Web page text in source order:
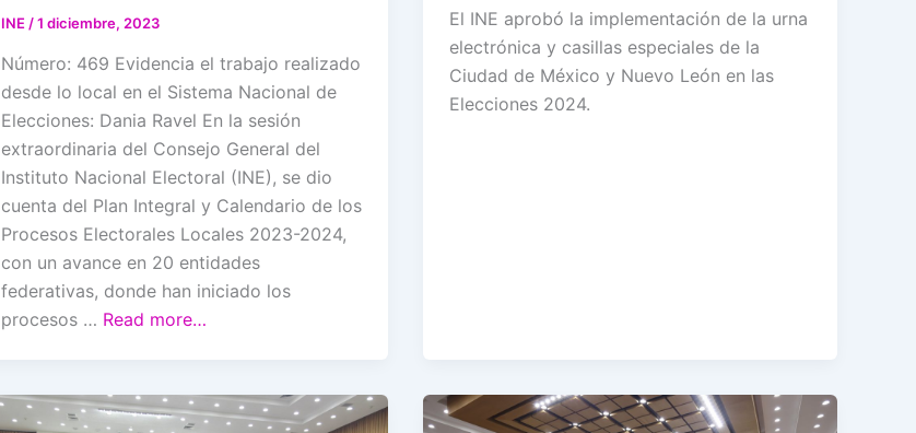
INE /1 diciembre, 2023
Número: 469 Evidencia el trabajo realizado
desde lo local en el Sistema Nacional de
Elecciones: Dania Ravel En la sesión
extraordinaria del Consejo General del
Instituto Nacional Electoral (INE), se dio
cuenta del Plan Integral y Calendario de los
Procesos Electorales Locales 2023-2024,
con un avance en 20 entidades
federativas, donde han iniciado los
procesos … Read more…
El INE aprobó la implementación de la urna
electrónica y casillas especiales de la
Ciudad de México y Nuevo León en las
Elecciones 2024.